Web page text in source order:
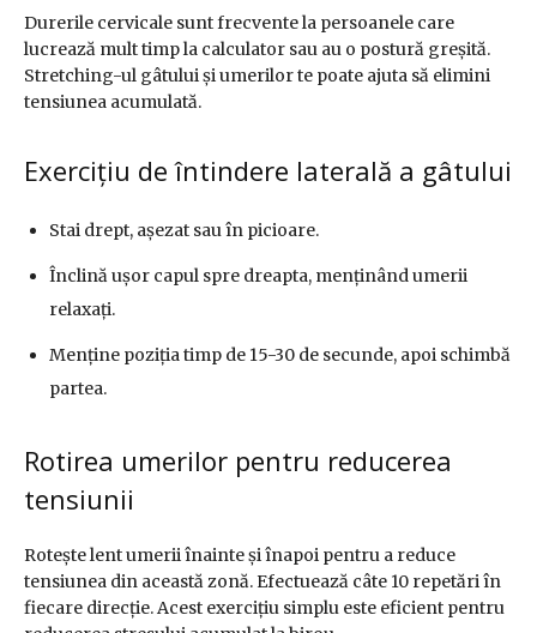
Durerile cervicale sunt frecvente la persoanele care
lucrează mult timp la calculator sau au o postură greșită.
Stretching-ul gâtului și umerilor te poate ajuta să elimini
tensiunea acumulată.
Exercițiu de întindere laterală a gâtului
Stai drept, așezat sau în picioare.
Înclină ușor capul spre dreapta, menținând umerii
relaxați.
Menține poziția timp de 15-30 de secunde, apoi schimbă
partea.
Rotirea umerilor pentru reducerea
tensiunii
Rotește lent umerii înainte și înapoi pentru a reduce
tensiunea din această zonă. Efectuează câte 10 repetări în
fiecare direcție. Acest exercițiu simplu este eficient pentru